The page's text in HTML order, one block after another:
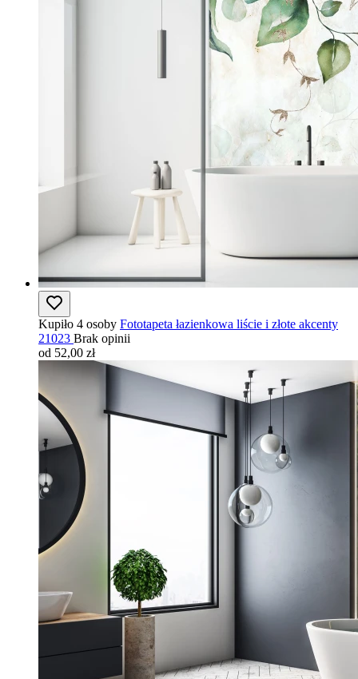
Kupiło 4 osoby Fototapeta łazienkowa liście i złote akcenty
21023 Brak opinii
od 52,00 zł